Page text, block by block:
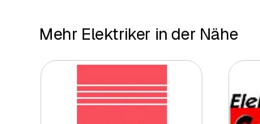
Mehr Elektriker in der Nähe